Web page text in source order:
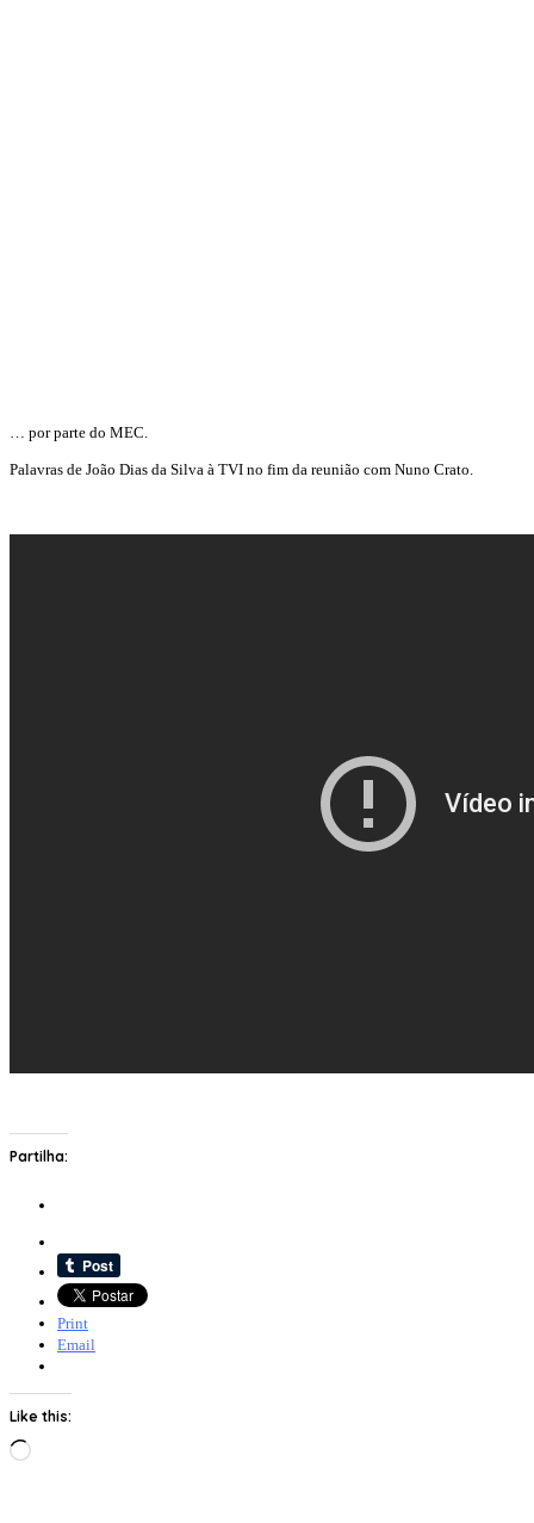
… por parte do MEC.
Palavras de João Dias da Silva à TVI no fim da reunião com Nuno Crato.
Partilha:
Print
Email
Like this:
Loading…